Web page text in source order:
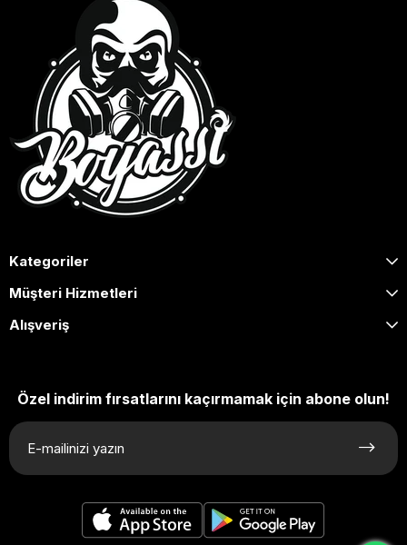
Kategoriler
Müşteri Hizmetleri
Alışveriş
Özel indirim fırsatlarını kaçırmamak için abone olun!